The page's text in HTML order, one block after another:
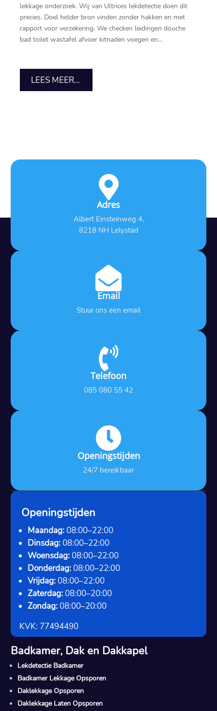
lekkage onderzoek.​ Wij van Ultrices lekdetectie doen dit
precies.​ Doel helder bron vinden zonder hakken en met
rapport voor verzekering.​ We checken leidingen douche
bad toilet wastafel afvoer kitnaden voegen en...
LEES MEER...

Adres
Albert Einsteinweg 4,
8218 NH Lelystad

Email
Stuur ons een email

Telefoon
085 080 55 42

Openingstijden
24/7 bereikbaar
Openingstijden
Maandag: 08:00–22:00
Dinsdag: 08:00–22:00
Woensdag: 08:00–22:00
Donderdag: 08:00–22:00
Vrijdag: 08:00–22:00
Zaterdag: 08:00–20:00
Zondag: 08:00–20:00
KVK: 77494490
Badkamer, Dak en Dakkapel
Lekdetectie Badkamer
Badkamer Lekkage Opsporen
Daklekkage Opsporen
Daklekkage Laten Opsporen